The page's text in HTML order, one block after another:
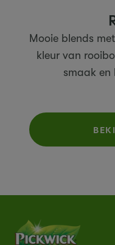
Mooie blends
kleur van
smaak en